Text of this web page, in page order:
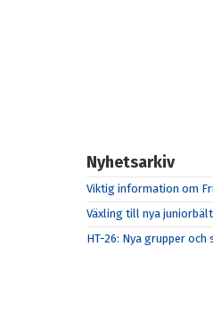
Nyhetsarkiv
Viktig information om
Växling till nya
HT-26: Nya grupper och